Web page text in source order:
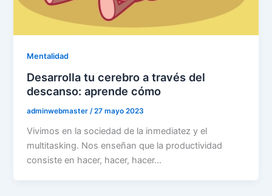
Mentalidad
Desarrolla tu cerebro a través del
descanso: aprende cómo
adminwebmaster /27 mayo 2023
Vivimos en la sociedad de la inmediatez y el
multitasking. Nos enseñan que la productividad
consiste en hacer, hacer, hacer…